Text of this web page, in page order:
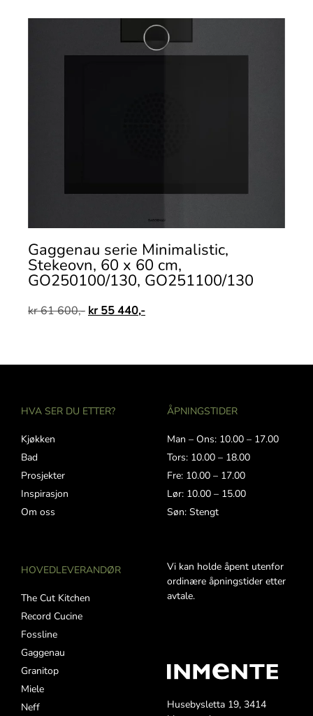
Gaggenau serie Minimalistic,
Stekeovn, 60 x 60 cm,
GO250100/130, GO251100/130
kr61 600,- kr55 440,-
HVA SER DU ETTER?
Kjøkken
Bad
Prosjekter
Inspirasjon
Om oss
HOVEDLEVERANDØR
The Cut Kitchen
Record Cucine
Fossline
Gaggenau
Granitop
Miele
Neff
ÅPNINGSTIDER
Man – Ons: 10.00 – 17.00
Tors: 10.00 – 18.00
Fre: 10.00 – 17.00
Lør: 10.00 – 15.00
Søn: Stengt
Vi kan holde åpent utenfor
ordinære åpningstider etter
avtale.
Husebysletta 19, 3414